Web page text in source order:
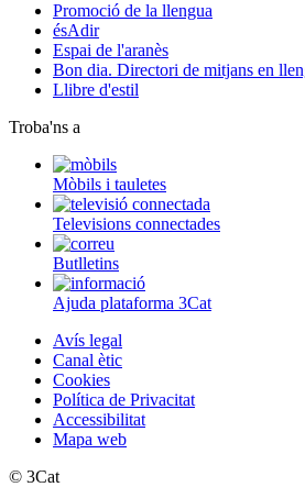
Promoció de la llengua
ésAdir
Espai de l'aranès
Bon dia. Directori de mitjans en
Llibre d'estil
Troba'ns a
Mòbils i tauletes
Televisions connectades
Butlletins
Ajuda plataforma 3Cat
Avís legal
Canal ètic
Cookies
Política de Privacitat
Accessibilitat
Mapa web
© 3Cat